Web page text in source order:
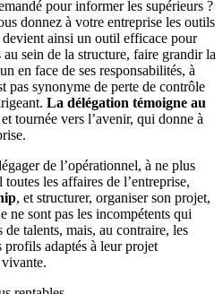
pour informer les supérieurs ?
donnez à votre entreprise les outils
ainsi un outil efficace pour
sein de la structure, faire grandir la
en face de ses responsabilités, à
pas synonyme de perte de contrôle
La délégation témoigne au
et tournée vers l’avenir, qui donne à
de l’opérationnel, à ne plus
les affaires de l’entreprise,
, et structurer, organiser son projet,
ne sont pas les incompétents qui
talents, mais, au contraire, les
adaptés à leur projet